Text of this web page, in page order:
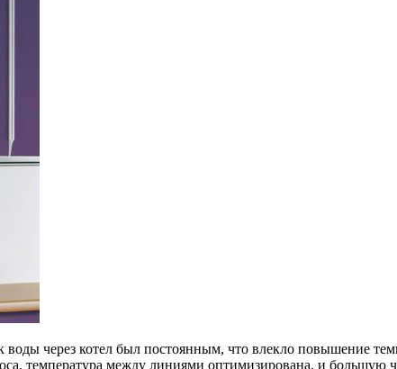
через котел был постоянным, что влекло повышение
температура между линиями оптимизирована, и большую